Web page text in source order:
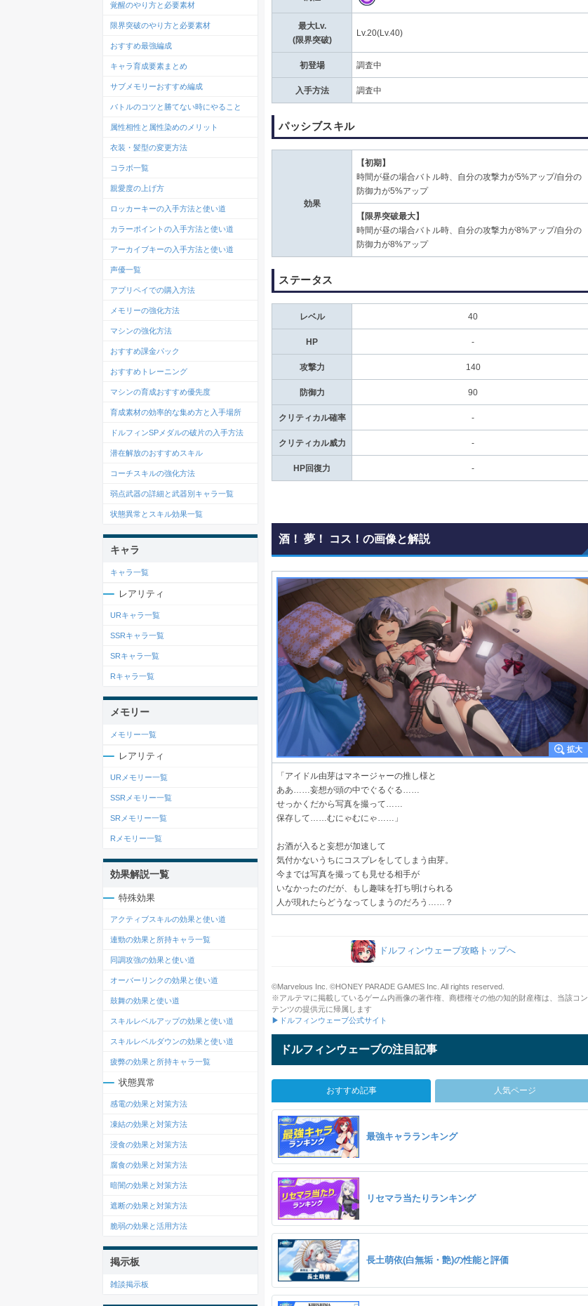
最大Lv.
(限界突破)
Lv.20(Lv.40)
初登場 調査中
入手方法 調査中
パッシブスキル
効果
【初期】
時間が昼の場合バトル時、自分の攻撃力が5%アップ/自分の
防御力が5%アップ
【限界突破最大】
時間が昼の場合バトル時、自分の攻撃力が8%アップ/自分の
防御力が8%アップ
ステータス
レベル 40
HP -
攻撃力 140
防御力 90
クリティカル確率 -
クリティカル威力 -
HP回復力 -
酒！ 夢！ コス！の画像と解説
「アイドル由芽はマネージャーの推し様と
ああ……妄想が頭の中でぐるぐる……
せっかくだから写真を撮って……
保存して……むにゃむにゃ……」
お酒が入ると妄想が加速して
気付かないうちにコスプレをしてしまう由芽。
今までは写真を撮っても見せる相手が
いなかったのだが、もし趣味を打ち明けられる
人が現れたらどうなってしまうのだろう……？
ドルフィンウェーブ攻略トップへ
©Marvelous Inc. ©HONEY PARADE GAMES Inc. All rights reserved.
※アルテマに掲載しているゲーム内画像の著作権、商標権その他の知的財産権は、当該コン
テンツの提供元に帰属します
▶ドルフィンウェーブ公式サイト
ドルフィンウェーブの注目記事
おすすめ記事 人気ページ
最強キャラランキング
リセマラ当たりランキング
長土萌依(白無垢・艶)の性能と評価
覚醒のやり方と必要素材
限界突破のやり方と必要素材
おすすめ最強編成
キャラ育成要素まとめ
サブメモリーおすすめ編成
バトルのコツと勝てない時にやること
属性相性と属性染めのメリット
衣装・髪型の変更方法
コラボ一覧
親愛度の上げ方
ロッカーキーの入手方法と使い道
カラーポイントの入手方法と使い道
アーカイブキーの入手方法と使い道
声優一覧
アプリペイでの購入方法
メモリーの強化方法
マシンの強化方法
おすすめ課金パック
おすすめトレーニング
マシンの育成おすすめ優先度
育成素材の効率的な集め方と入手場所
ドルフィンSPメダルの破片の入手方法
潜在解放のおすすめスキル
コーチスキルの強化方法
弱点武器の詳細と武器別キャラ一覧
状態異常とスキル効果一覧
キャラ
キャラ一覧
レアリティ
URキャラ一覧
SSRキャラ一覧
SRキャラ一覧
Rキャラ一覧
メモリー
メモリー一覧
レアリティ
URメモリー一覧
SSRメモリー一覧
SRメモリー一覧
Rメモリー一覧
効果解説一覧
特殊効果
アクティブスキルの効果と使い道
連勁の効果と所持キャラ一覧
同調攻強の効果と使い道
オーバーリンクの効果と使い道
鼓舞の効果と使い道
スキルレベルアップの効果と使い道
スキルレベルダウンの効果と使い道
疲弊の効果と所持キャラ一覧
状態異常
感電の効果と対策方法
凍結の効果と対策方法
浸食の効果と対策方法
腐食の効果と対策方法
暗闇の効果と対策方法
遮断の効果と対策方法
脆弱の効果と活用方法
掲示板
雑談掲示板